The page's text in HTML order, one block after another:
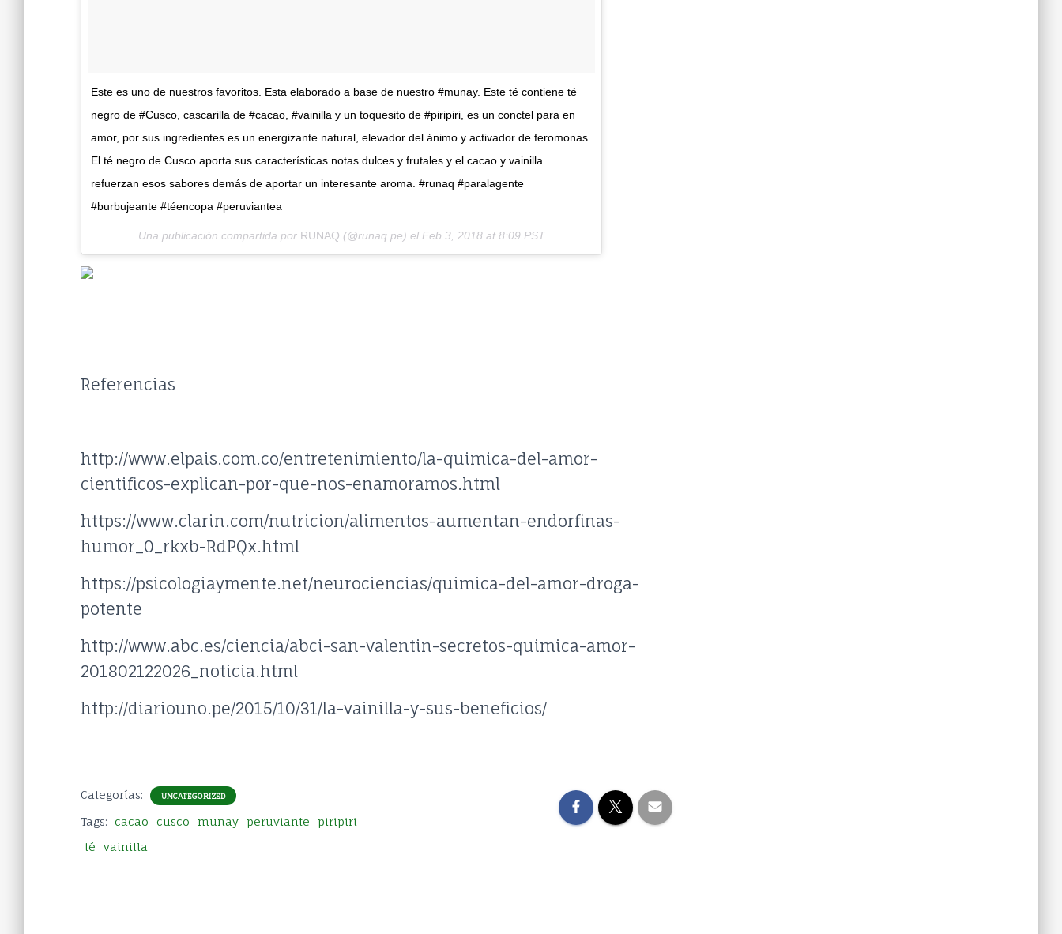
Este es uno de nuestros favoritos. Esta elaborado a base de nuestro #munay. Este té contiene té
negro de #Cusco, cascarilla de #cacao, #vainilla y un toquesito de #piripiri, es un conctel para en
amor, por sus ingredientes es un energizante natural, elevador del ánimo y activador de feromonas.
El té negro de Cusco aporta sus características notas dulces y frutales y el cacao y vainilla
refuerzan esos sabores demás de aportar un interesante aroma. #runaq #paralagente
#burbujeante #téencopa #peruviantea
Una publicación compartida por RUNAQ (@runaq.pe) el Feb 3, 2018 at 8:09 PST
Referencias
http://www.elpais.com.co/entretenimiento/la-quimica-del-amor-
cientificos-explican-por-que-nos-enamoramos.html
https://www.clarin.com/nutricion/alimentos-aumentan-endorfinas-
humor_0_rkxb-RdPQx.html
https://psicologiaymente.net/neurociencias/quimica-del-amor-droga-
potente
http://www.abc.es/ciencia/abci-san-valentin-secretos-quimica-amor-
201802122026_noticia.html
http://diariouno.pe/2015/10/31/la-vainilla-y-sus-beneficios/
Categorías: UNCATEGORIZED
Tags: cacao cusco munay peruviante
piripiri
té
vainilla